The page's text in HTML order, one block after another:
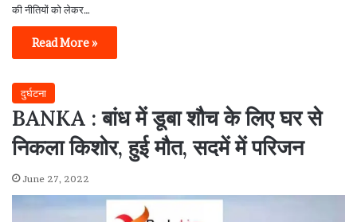
की नीतियों को लेकर…
Read More »
दुर्घटना
BANKA : बांध में डूबा शौच के लिए घर से
निकला किशोर, हुई मौत, सदमें में परिजन
June 27, 2022